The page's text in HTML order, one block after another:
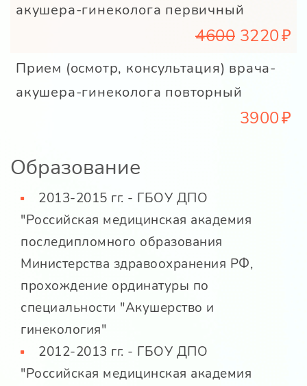
акушера-гинеколога первичный
4600 3220
Прием (осмотр, консультация) врача-
акушера-гинеколога повторный
3900
Образование
2013-2015 гг. - ГБОУ ДПО
"Российская медицинская академия
последипломного образования
Министерства здравоохранения РФ,
прохождение ординатуры по
специальности "Акушерство и
гинекология"
2012-2013 гг. - ГБОУ ДПО
"Российская медицинская академия